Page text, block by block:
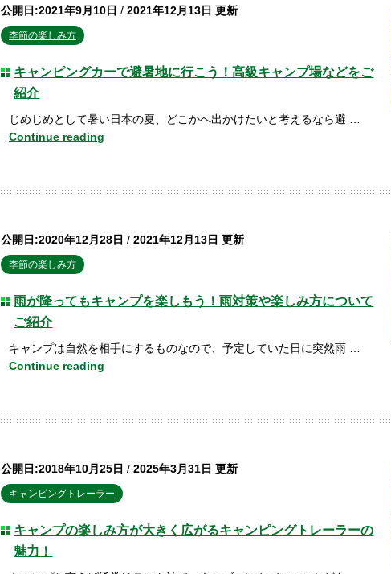
公開日:2021年9月10日 / 2021年12月13日 更新
季節の楽しみ方
キャンピングカーで避暑地に行こう！高級キャンプ場などをご
紹介
じめじめとして暑い日本の夏、どこかへ出かけたいと考えるなら避 …
Continue reading
公開日:2020年12月28日 / 2021年12月13日 更新
季節の楽しみ方
雨が降ってもキャンプを楽しもう！雨対策や楽しみ方について
ご紹介
キャンプは自然を相手にするものなので、予定していた日に突然雨 …
Continue reading
公開日:2018年10月25日 / 2025年3月31日 更新
キャンピングトレーラー
キャンプの楽しみ方が大きく広がるキャンピングトレーラーの
魅力！